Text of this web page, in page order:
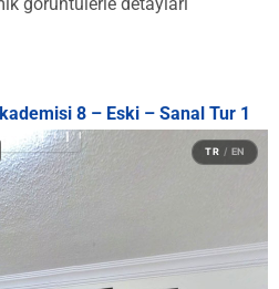
8 – Eski – Sanal Tur 1